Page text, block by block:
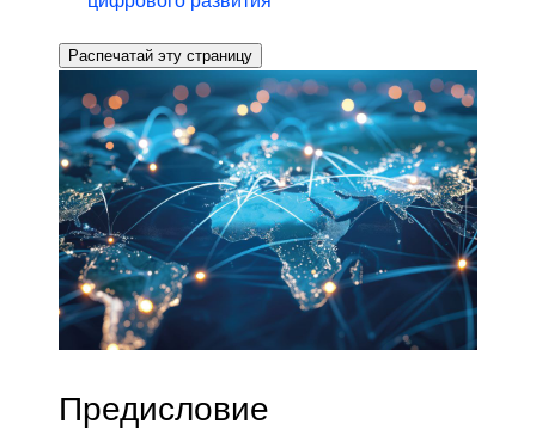
Распечатай эту страницу
Предисловие